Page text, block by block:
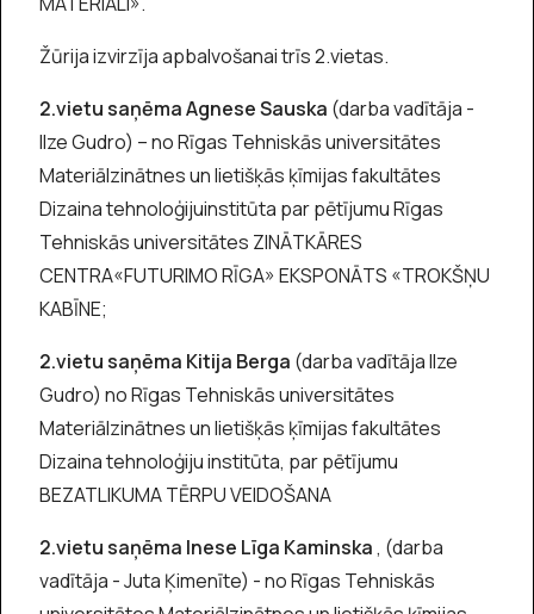
Žūrija izvirzīja apbalvošanai trīs 2.vietas.
2.vietu saņēma Agnese Sauska (darba vadītāja -
Ilze Gudro) – no Rīgas Tehniskās universitātes
Materiālzinātnes un lietišķās ķīmijas fakultātes
Dizaina tehnoloģijuinstitūta par pētījumu Rīgas
Tehniskās universitātes ZINĀTKĀRES
CENTRA«FUTURIMO RĪGA» EKSPONĀTS «TROKŠŅU
KABĪNE;
2.vietu saņēma Kitija Berga (darba vadītāja Ilze
Gudro) no Rīgas Tehniskās universitātes
Materiālzinātnes un lietišķās ķīmijas fakultātes
Dizaina tehnoloģiju institūta, par pētījumu
BEZATLIKUMA TĒRPU VEIDOŠANA
2.vietu saņēma Inese Līga Kaminska, (darba
vadītāja - Juta Ķimenīte) - no Rīgas Tehniskās